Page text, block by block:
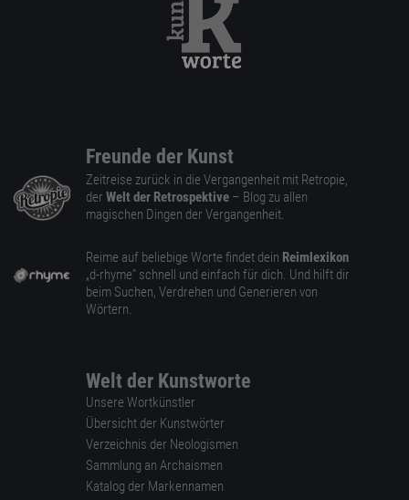
Freunde der Kunst
Zeitreise zurück in die Vergangenheit mit Retropie,
der Welt der Retrospektive – Blog zu allen
magischen Dingen der Vergangenheit.
Reime auf beliebige Worte findet dein Reimlexikon
„d-rhyme” schnell und einfach für dich. Und hilft dir
beim Suchen, Verdrehen und Generieren von
Wörtern.
Welt der Kunstworte
Unsere Wortkünstler
Übersicht der Kunstwörter
Verzeichnis der Neologismen
Sammlung an Archaismen
Katalog der Markennamen